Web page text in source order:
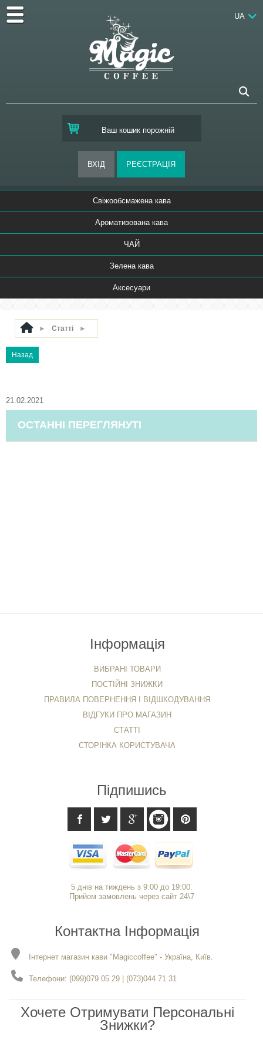
Ваш кошик порожній
UA
Свіжообсмажена кава
Ароматизована кава
ЧАЙ
Зелена кава
Аксесуари
► Статті ►
21.02.2021
ОСТАННІ ПЕРЕГЛЯНУТІ
Інформація
ВИБРАНІ ТОВАРИ
ПОСТІЙНІ ЗНИЖКИ
ПРАВИЛА ПОВЕРНЕННЯ І ВІДШКОДУВАННЯ
ВІДГУКИ ПРО МАГАЗИН
СТАТТІ
СТОРІНКА КОРИСТУВАЧА
Підпишись
5 днів на тиждень з 9:00 до 19:00.
Прийом замовлень через сайт 24\7
Контактна Інформація
Інтернет магазин кави "Magiccoffee" - Україна, Київ.
Телефони: (099)079 05 29 | (073)044 71 31
Хочете Отримувати Персональні
Знижки?